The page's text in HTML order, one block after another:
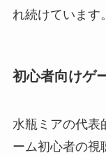
れ続けています。
初心者向けゲ
水瓶ミアの代表
ーム初心者の視